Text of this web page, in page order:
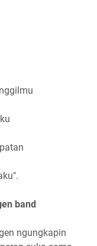
band
ngungkapin